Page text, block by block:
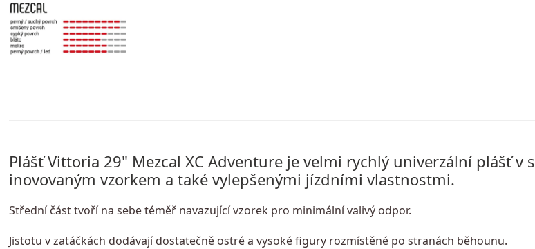
Plášť Vittoria 29" Mezcal XC Adventure je velmi rychlý univerzální plášť v s
inovovaným vzorkem a také vylepšenými jízdními vlastnostmi.
Střední část tvoří na sebe téměř navazující vzorek pro minimální valivý odpor.
Jistotu v zatáčkách dodávají dostatečně ostré a vysoké figury rozmístěné po stranách běhounu.